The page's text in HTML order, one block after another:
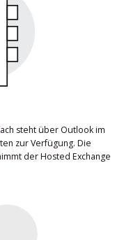
steht über Outlook im
zur Verfügung. Die
der Hosted Exchange